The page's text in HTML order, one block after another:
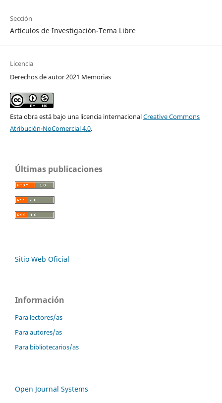
Sección
Artículos de Investigación-Tema Libre
Licencia
Derechos de autor 2021 Memorias
Esta obra está bajo una licencia internacionalCreative Commons
Atribución-NoComercial 4.0.
Últimas publicaciones
Sitio Web Oficial
Información
Para lectores/as
Para autores/as
Para bibliotecarios/as
Open Journal Systems